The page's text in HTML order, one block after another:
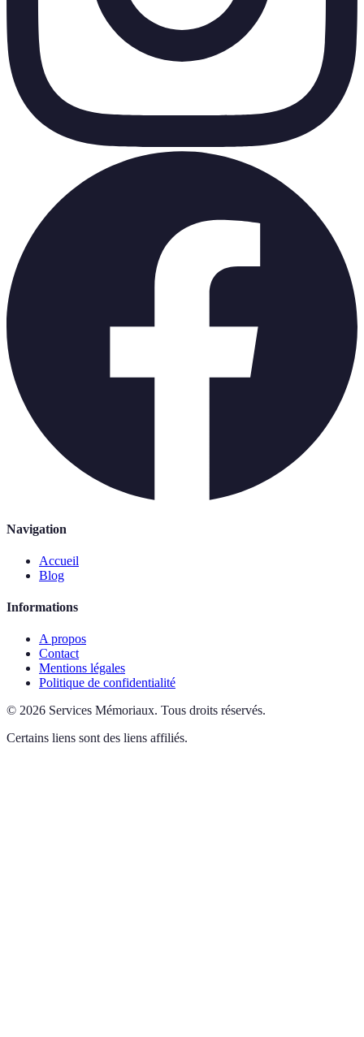
Navigation
Accueil
Blog
Informations
A propos
Contact
Mentions légales
Politique de confidentialité
© 2026 Services Mémoriaux. Tous droits réservés.
Certains liens sont des liens affiliés.